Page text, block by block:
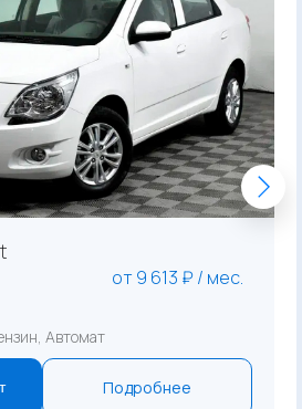
от 9 613 ₽ / мес.
Автомат
Подробнее